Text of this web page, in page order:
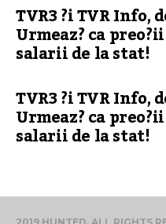
TVR3 ?i TVR
Urmeaz? ca
salarii de la stat!
TVR3 ?i TVR
Urmeaz? ca
salarii de la stat!